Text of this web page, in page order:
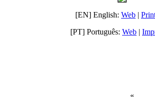
[EN] English: Web |
[PT] Português: Web |
«